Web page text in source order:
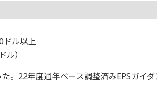
ドル以上
）
。22年度通年ベース調整済みEPSガイ